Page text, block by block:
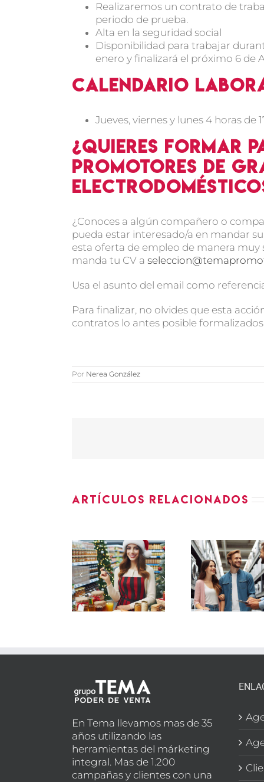
Realizaremos un contrato de
periodo de prueba.
Alta en la seguridad social
Disponibilidad para trabajar
enero y finalizará el próximo 6 de
Calendario
Jueves, viernes y lunes 4 horas de
¿Quieres formar
Promotores de
¿Conoces a algún compañero o
pueda estar interesado/a en mandar su
esta oferta de empleo de manera muy
manda tu CV a
Usa el asunto del email como
Para finalizar, no olvides que esta
contratos lo antes posible
Por Nerea González
Artículos relacionados
PROMOTORES
PEQUEÑO
ELECTRODOMÉSTICO
EN
MARBELLA
En Tema llevamos mas de 35
años utilizando las
herramientas del márketing
integral. Mas de 1.200
campañas y clientes con una